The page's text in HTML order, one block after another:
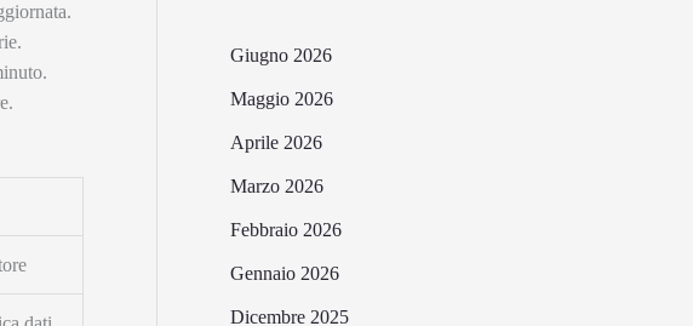
Giugno 2026
Maggio 2026
Aprile 2026
Marzo 2026
Febbraio 2026
Gennaio 2026
Dicembre 2025